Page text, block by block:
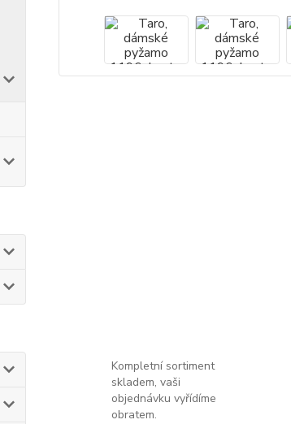
Kompletní sortiment
skladem, vaši
objednávku vyřídíme
obratem.